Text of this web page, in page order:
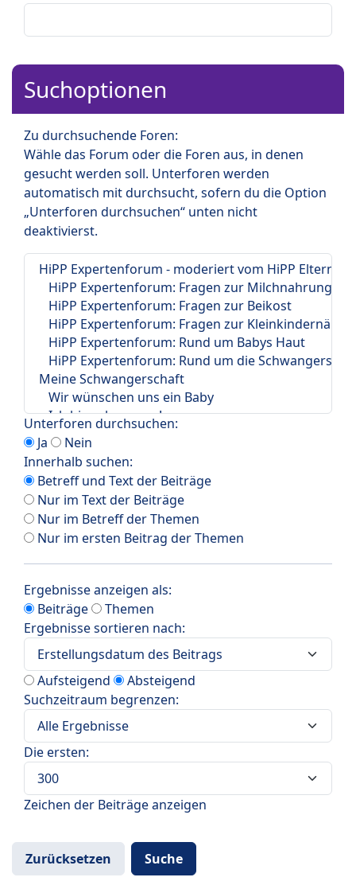
Suchoptionen
Zu durchsuchende Foren:
Wähle das Forum oder die Foren aus, in denen
gesucht werden soll. Unterforen werden
automatisch mit durchsucht, sofern du die Option
„Unterforen durchsuchen“ unten nicht
deaktivierst.
Unterforen durchsuchen:
Ja
Nein
Innerhalb suchen:
Betreff und Text der Beiträge
Nur im Text der Beiträge
Nur im Betreff der Themen
Nur im ersten Beitrag der Themen
Ergebnisse anzeigen als:
Beiträge
Themen
Ergebnisse sortieren nach:
Aufsteigend
Absteigend
Suchzeitraum begrenzen:
Die ersten:
Zeichen der Beiträge anzeigen